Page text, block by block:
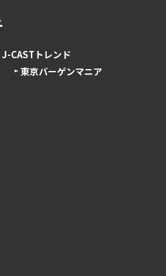
J-CASTトレンド
東京バーゲンマニア